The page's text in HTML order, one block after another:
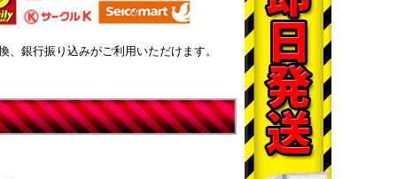
銀行振り込みがご利用いただけます。